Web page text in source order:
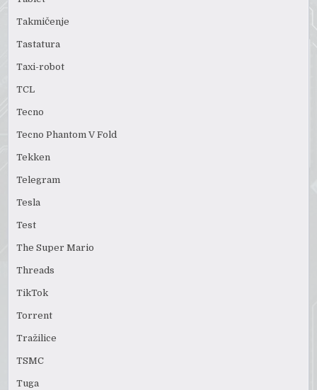
Takmičenje
Tastatura
Taxi-robot
TCL
Tecno
Tecno Phantom V Fold
Tekken
Telegram
Tesla
Test
The Super Mario
Threads
TikTok
Torrent
Tražilice
TSMC
Tuga